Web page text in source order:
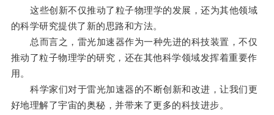
这些创新不仅推动了粒子物理学的发展，还为其他领域
的科学研究提供了新的思路和方法。
总而言之，雷光加速器作为一种先进的科技装置，不仅
推动了粒子物理学的研究，还在其他科学领域发挥着重要作
用。
科学家们对于雷光加速器的不断创新和改进，让我们更
好地理解了宇宙的奥秘，并带来了更多的科技进步。